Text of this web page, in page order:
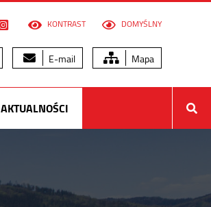
KONTRAST DOMYŚLNY
E-mail Mapa
AKTUALNOŚCI